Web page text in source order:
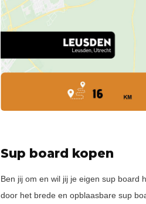
Sup board kopen
Ben jij om en wil jij je eigen sup board
door het brede en opblaasbare sup